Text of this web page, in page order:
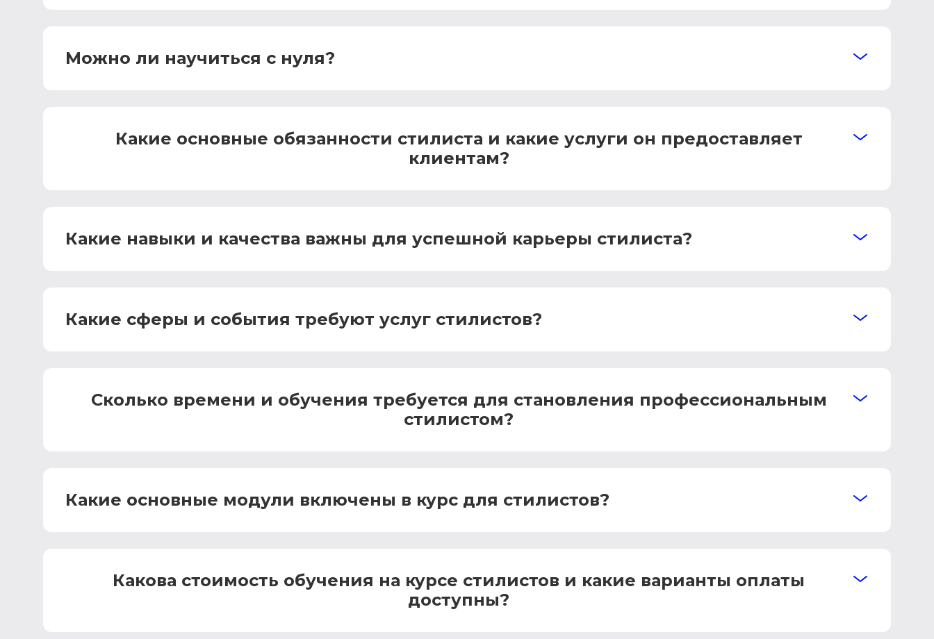
Можно ли научиться с нуля?
Какие основные обязанности стилиста и какие услуги он предоставляет
клиентам?
Какие навыки и качества важны для успешной карьеры стилиста?
Какие сферы и события требуют услуг стилистов?
Сколько времени и обучения требуется для становления профессиональным
стилистом?
Какие основные модули включены в курс для стилистов?
Какова стоимость обучения на курсе стилистов и какие варианты оплаты
доступны?